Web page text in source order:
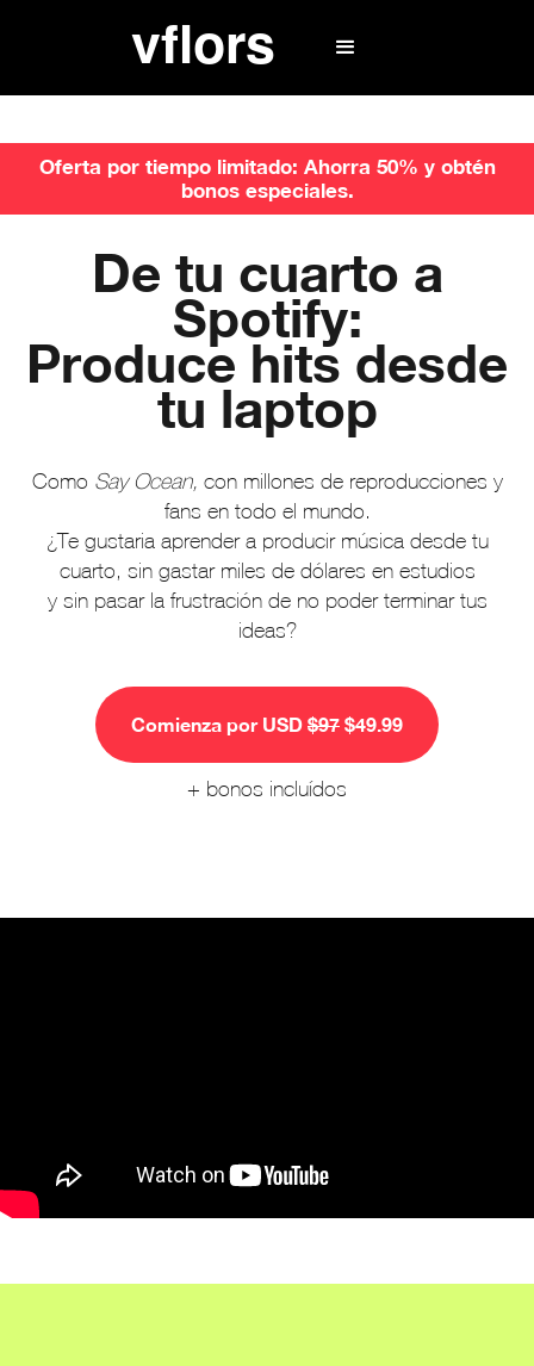
Oferta por tiempo limitado: Ahorra 50% y obtén
bonos especiales.
De tu cuarto a
Spotify:
Produce hits desde
tu laptop
Como Say Ocean, con millones de reproducciones y
fans en todo el mundo.
¿Te gustaria aprender a producir música desde tu
cuarto, sin gastar miles de dólares en estudios
y sin pasar la frustración de no poder terminar tus
ideas?
Comienza por USD $97 $49.99
+ bonos incluídos